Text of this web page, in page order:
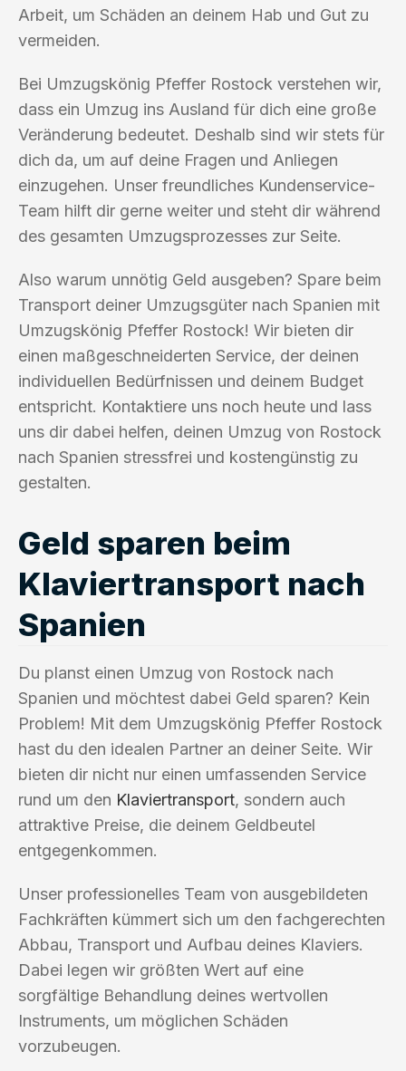
Arbeit, um Schäden an deinem Hab und Gut zu
vermeiden.
Bei Umzugskönig Pfeffer Rostock verstehen wir,
dass ein Umzug ins Ausland für dich eine große
Veränderung bedeutet. Deshalb sind wir stets für
dich da, um auf deine Fragen und Anliegen
einzugehen. Unser freundliches Kundenservice-
Team hilft dir gerne weiter und steht dir während
des gesamten Umzugsprozesses zur Seite.
Also warum unnötig Geld ausgeben? Spare beim
Transport deiner Umzugsgüter nach Spanien mit
Umzugskönig Pfeffer Rostock! Wir bieten dir
einen maßgeschneiderten Service, der deinen
individuellen Bedürfnissen und deinem Budget
entspricht. Kontaktiere uns noch heute und lass
uns dir dabei helfen, deinen Umzug von Rostock
nach Spanien stressfrei und kostengünstig zu
gestalten.
Geld sparen beim
Klaviertransport nach
Spanien
Du planst einen Umzug von Rostock nach
Spanien und möchtest dabei Geld sparen? Kein
Problem! Mit dem Umzugskönig Pfeffer Rostock
hast du den idealen Partner an deiner Seite. Wir
bieten dir nicht nur einen umfassenden Service
rund um den Klaviertransport, sondern auch
attraktive Preise, die deinem Geldbeutel
entgegenkommen.
Unser professionelles Team von ausgebildeten
Fachkräften kümmert sich um den fachgerechten
Abbau, Transport und Aufbau deines Klaviers.
Dabei legen wir größten Wert auf eine
sorgfältige Behandlung deines wertvollen
Instruments, um möglichen Schäden
vorzubeugen.